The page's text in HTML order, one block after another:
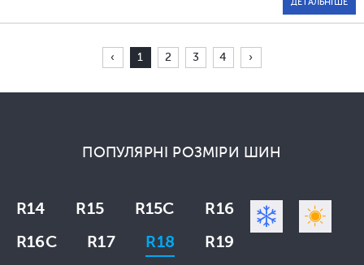
‹ 1 2 3 4 ›
ПОПУЛЯРНІ РОЗМІРИ ШИН
R14 R15 R15C
R16
R16C
R17 R18
R19